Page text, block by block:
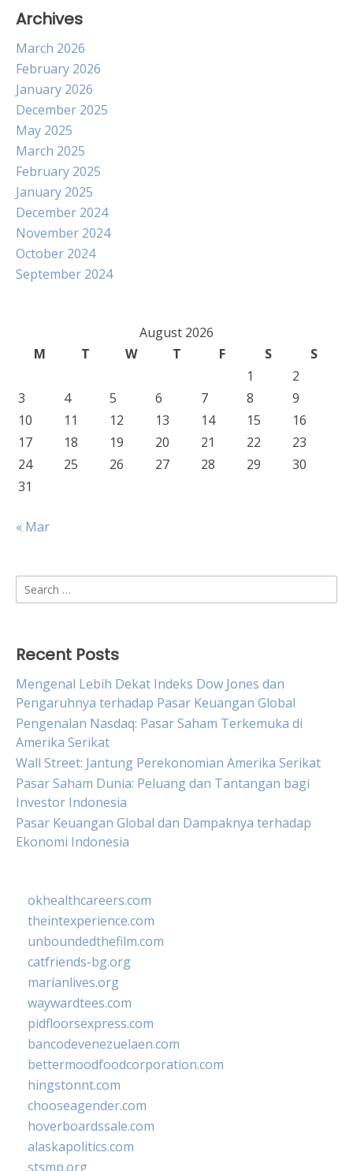
Archives
March 2026
February 2026
January 2026
December 2025
May 2025
March 2025
February 2025
January 2025
December 2024
November 2024
October 2024
September 2024
August 2026
M
T W T F S
S
1
2
3
4 5 6 7 8
9
10
11 12 13 14 15
16
17
18 19 20 21 22
23
24
25 26 27 28 29
30
31
« Mar
Search
for:
Recent Posts
Mengenal Lebih Dekat Indeks Dow Jones dan
Pengaruhnya terhadap Pasar Keuangan Global
Pengenalan Nasdaq: Pasar Saham Terkemuka di
Amerika Serikat
Wall Street: Jantung Perekonomian Amerika Serikat
Pasar Saham Dunia: Peluang dan Tantangan bagi
Investor Indonesia
Pasar Keuangan Global dan Dampaknya terhadap
Ekonomi Indonesia
okhealthcareers.com
theintexperience.com
unboundedthefilm.com
catfriends-bg.org
marianlives.org
waywardtees.com
pidfloorsexpress.com
bancodevenezuelaen.com
bettermoodfoodcorporation.com
hingstonnt.com
chooseagender.com
hoverboardssale.com
alaskapolitics.com
stsmp.org